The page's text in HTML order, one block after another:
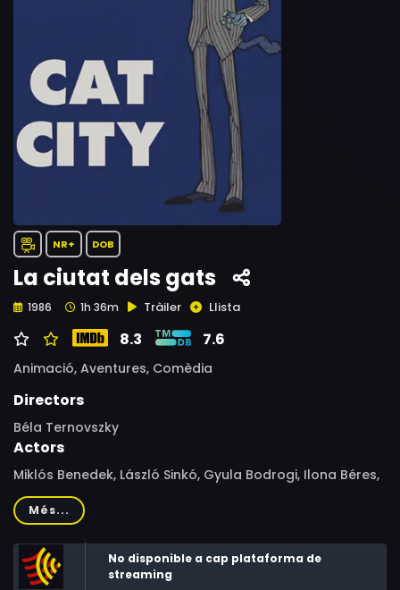
NR+ DOB
La ciutat dels gats
1986 1h 36m Tràiler Llista
8.3 7.6
Animació, Aventures, Comèdia
Directors
Béla Ternovszky
Actors
Miklós Benedek, László Sinkó, Gyula Bodrogi, Ilona Béres,
Péter Haumann, András Kern, Ferenc Kállai, János
Körmendi, István Mikó, Károly Mécs, Pap Vera, Zsuzsa
Pálos, Gyula Szombathy
Més...
No disponible a cap plataforma de
streaming